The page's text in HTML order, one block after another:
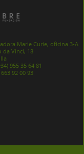
Marie Curie, oficina 3-A
da Vinci, 18
955 35 64 81
663 92 00 93